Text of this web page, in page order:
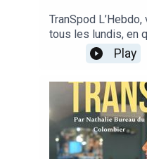
TranSpod
tous les lundis, en
condensé de
et à l’étranger. Au
grandeurs du
Logistique· Allô
problème-
climatique ·
Gonfreville· Le
Marseille· Du
Play